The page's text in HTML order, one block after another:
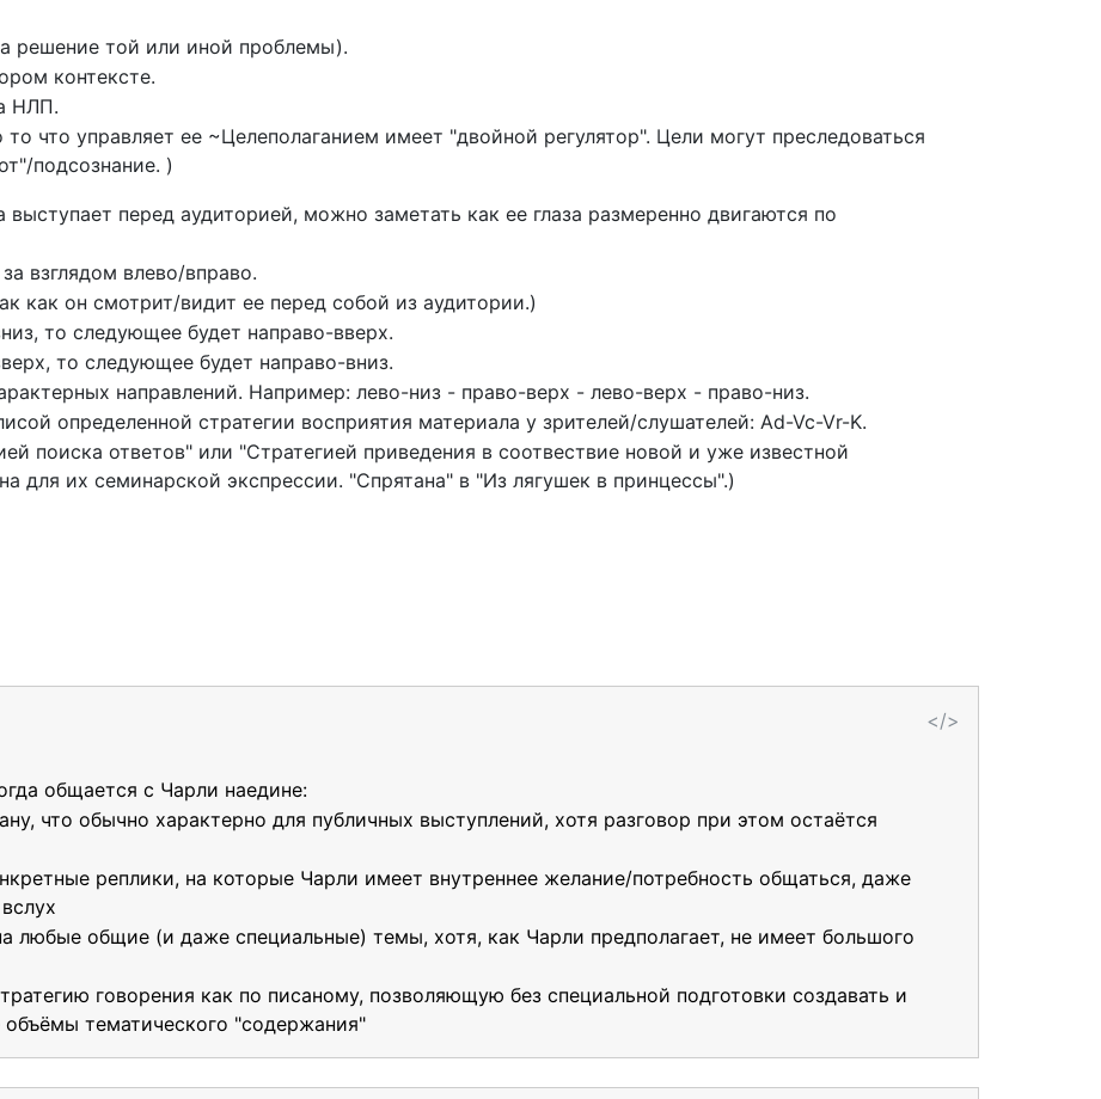
решение той или иной проблемы).
контексте.
НЛП.
что управляет ее ~Целеполаганием имеет "двойной регулятор". Цели могут преследоваться
подсознание. )
перед аудиторией, можно заметать как ее глаза размеренно двигаются по
взглядом влево/вправо.
как он смотрит/видит ее перед собой из аудитории.)
то следующее будет направо-вверх.
то следующее будет направо-вниз.
направлений. Например: лево-низ - право-верх - лево-верх - право-низ.
определенной стратегии восприятия материала у зрителей/слушателей: Ad-Vc-Vr-K.
поиска ответов" или "Стратегией приведения в соотвествие новой и уже известной
для их семинарской экспрессии. "Спрятана" в "Из лягушек в принцессы".)
</>
общается с Чарли наедине:
что обычно характерно для публичных выступлений, хотя разговор при этом остаётся
реплики, на которые Чарли имеет внутреннее желание/потребность общаться, даже
любые общие (и даже специальные) темы, хотя, как Чарли предполагает, не имеет большого
говорения как по писаному, позволяющую без специальной подготовки создавать и
тематического "содержания"